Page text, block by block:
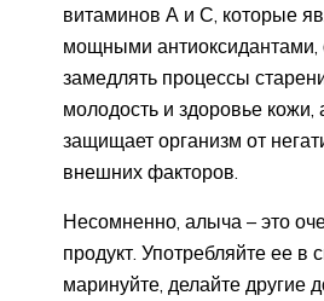
витаминов А и С, которые
мощными антиоксидантами,
замедлять процессы
молодость и здоровье кожи,
защищает организм от
внешних факторов.
Несомненно, алыча – это
продукт. Употребляйте ее в
маринуйте, делайте другие